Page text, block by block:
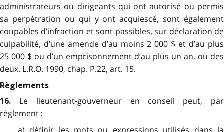
administrateurs ou dirigeants qui ont autorisé ou permis
sa perpétration ou qui y ont acquiescé, sont également
coupables d’infraction et sont passibles, sur déclaration de
culpabilité, d’une amende d’au moins 2 000 $ et d’au plus
25 000 $ ou d’un emprisonnement d’au plus un an, ou des
deux. L.R.O. 1990, chap. P.22, art. 15.
Règlements
16. Le lieutenant-gouverneur en conseil peut, par
règlement :